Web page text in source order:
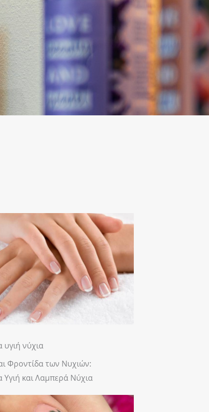
υγιή νύχια
Φροντίδα των Νυχιών:
Υγιή και Λαμπερά Νύχια